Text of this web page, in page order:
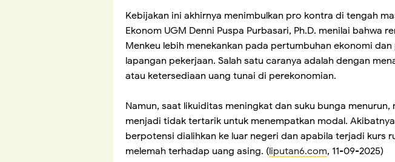
Kebijakan ini akhirnya menimbulkan pro kontra di tengah
Ekonom UGM Denni Puspa Purbasari, Ph.D. menilai bahwa
Menkeu lebih menekankan pada pertumbuhan ekonomi
lapangan pekerjaan. Salah satu caranya adalah dengan
atau ketersediaan uang tunai di perekonomian.
Namun, saat likuiditas meningkat dan suku bunga
menjadi tidak tertarik untuk menempatkan modal.
berpotensi dialihkan ke luar negeri dan apabila terjadi kurs
melemah terhadap uang asing. (liputan6.com, 11-09-2025)